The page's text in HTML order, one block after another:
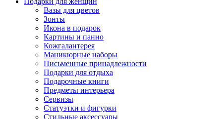
Вазы для цветов
Зонты
Икона в подарок
Картины и панно
Кожгалантерея
Маникюрные наборы
Письменные принадлежности
Подарки для отдыха
Подарочные книги
Предметы интерьера
Сервизы
Статуэтки и фигурки
Стильные аксессуары